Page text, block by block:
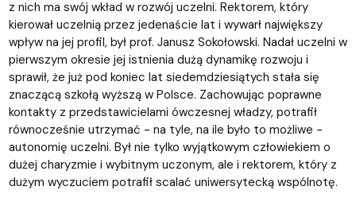
z nich ma swój wkład w rozwój uczelni. Rektorem, który
kierował uczelnią przez jedenaście lat i wywarł największy
wpływ na jej profil, był prof. Janusz Sokołowski. Nadał uczelni w
pierwszym okresie jej istnienia dużą dynamikę rozwoju i
sprawił, że już pod koniec lat siedemdziesiątych stała się
znaczącą szkołą wyższą w Polsce. Zachowując poprawne
kontakty z przedstawicielami ówczesnej władzy, potrafił
równocześnie utrzymać - na tyle, na ile było to możliwe -
autonomię uczelni. Był nie tylko wyjątkowym człowiekiem o
dużej charyzmie i wybitnym uczonym, ale i rektorem, który z
dużym wyczuciem potrafił scalać uniwersytecką wspólnotę.